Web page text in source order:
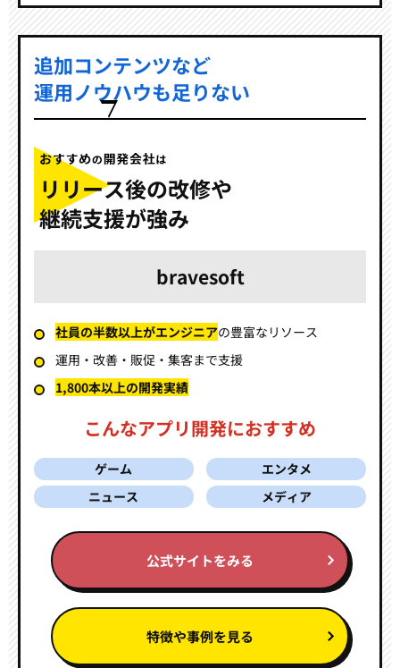
追加コンテンツなど
運用ノウハウも足りない
リリース後の改修や
継続支援が強み
bravesoft
社員の半数以上がエンジニアの豊富なリソース
運用・改善・販促・集客まで支援
1,800本以上の開発実績
こんなアプリ開発におすすめ
ゲーム
エンタメ
ニュース
メディア
公式サイトをみる
特徴や事例を見る